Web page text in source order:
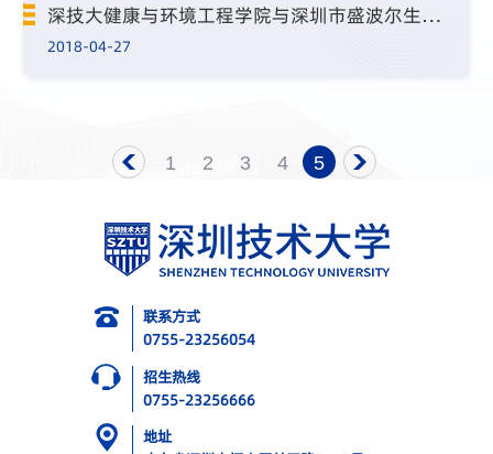
深技大健康与环境工程学院与深圳市盛波尔生命科学技术有限责任公司签署合作协议
2018-04-27
1 2 3 4
5
联系方式
0755-23256054
招生热线
0755-23256666
地址